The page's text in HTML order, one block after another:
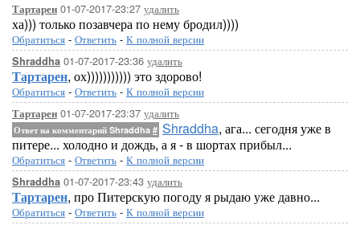
Тартарен 01-07-2017-23:27 удалить
ха))) только позавчера по нему бродил))))
Обратиться - Ответить - К полной версии
Shraddha 01-07-2017-23:36 удалить
Тартарен, ох))))))))))) это здорово!
Обратиться - Ответить - К полной версии
Тартарен 01-07-2017-23:37 удалить
Ответ на комментарий Shraddha # Shraddha, ага... сегодня уже в
питере... холодно и дождь, а я - в шортах прибыл...
Обратиться - Ответить - К полной версии
Shraddha 01-07-2017-23:43 удалить
Тартарен, про Питерскую погоду я рыдаю уже давно...
Обратиться - Ответить - К полной версии